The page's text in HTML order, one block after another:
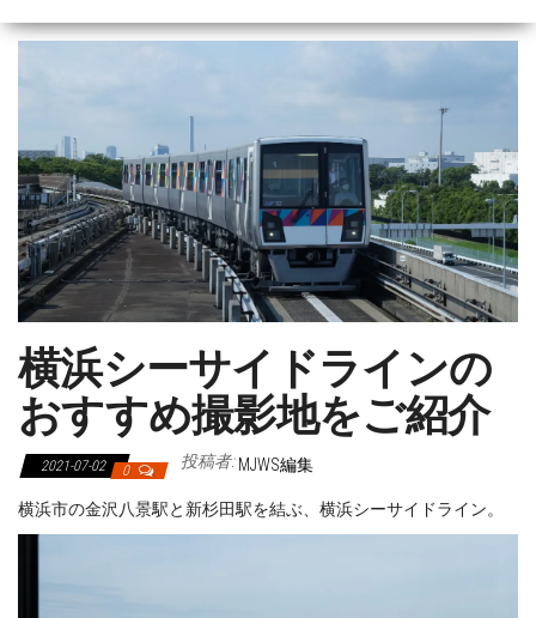
横浜シーサイドラインの
おすすめ撮影地をご紹介
2021-07-02 0 投稿者: MJWS編集
横浜市の金沢八景駅と新杉田駅を結ぶ、横浜シーサイドライン。